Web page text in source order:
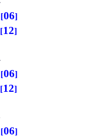
06
12
06
12
06